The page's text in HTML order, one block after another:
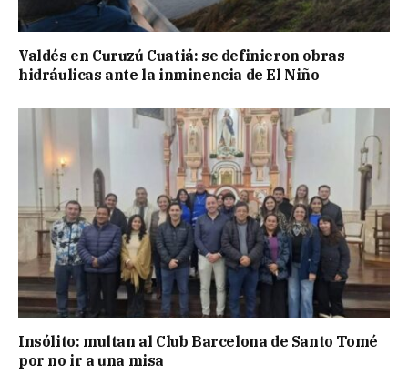
Valdés en Curuzú Cuatiá: se definieron obras
hidráulicas ante la inminencia de El Niño
Insólito: multan al Club Barcelona de Santo Tomé
por no ir a una misa